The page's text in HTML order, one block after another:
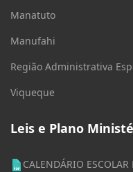
Manatuto
Manufahi
Região Administrativa
Viqueque
Leis e Plano
CALENDÁRIO